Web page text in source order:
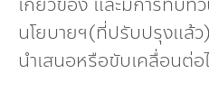
นโยบายฯ(ที่ปรับปรุงแล้ว
นำเสนอหรือขับเคลื่อนต่อ